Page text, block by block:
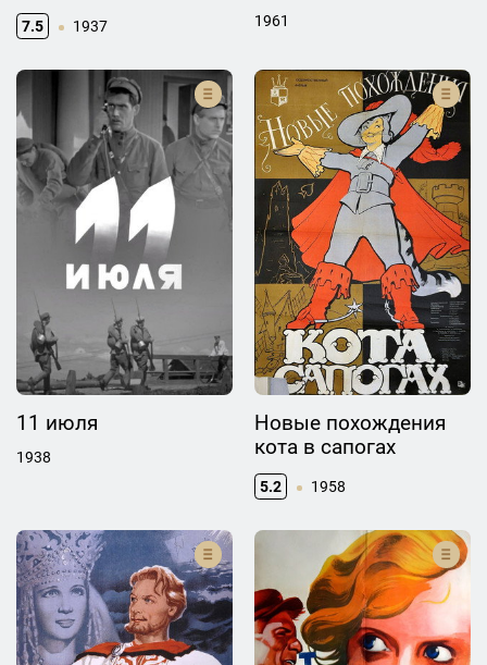
7.5 1937 1961
11 июля
1938
Новые похождения
кота в сапогах
5.2 1958